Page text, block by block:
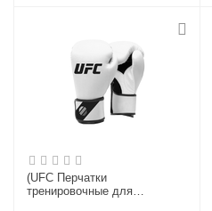
(UFC Перчатки
тренировочные для